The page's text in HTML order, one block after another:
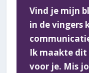
Vind je mijn
in de vingers
Ik maakte dit
voor je. Mis